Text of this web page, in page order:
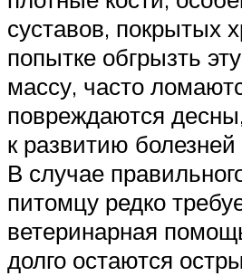
суставов, покрытых
попытке обгрызть
массу, часто
повреждаются
к развитию
В случае
питомцу редко
ветеринарная
долго остаются